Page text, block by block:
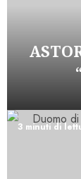
3 minuti di